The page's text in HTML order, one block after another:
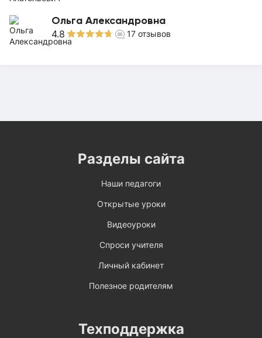
Ольга Александровна
4.8 17 отзывов
Разделы сайта
Наши педагоги
Открытые уроки
Видеоуроки
Спроси учителя
Личный кабинет
Полезное родителям
Техподдержка